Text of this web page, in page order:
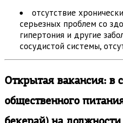
отсутствие
серьезных проблем со
гипертония и другие
сосудистой системы,
Открытая вакансия: в
общественного